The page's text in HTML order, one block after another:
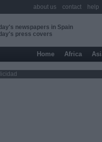
newspapers in Spain
press covers
Home Africa
about us contact help